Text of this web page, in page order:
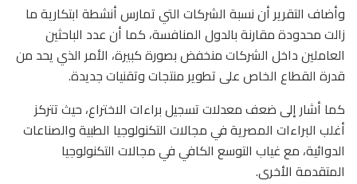
وأضاف التقرير أن نسبة الشركات التي تمارس أنشطة ابتكارية ما
زالت محدودة مقارنة بالدول المنافسة، كما أن عدد الباحثين
العاملين داخل الشركات منخفض بصورة كبيرة، الأمر الذي يحد من
قدرة القطاع الخاص على تطوير منتجات وتقنيات جديدة.
كما أشار إلى ضعف معدلات تسجيل براءات الاختراع، حيث تتركز
أغلب البراءات المصرية في مجالات التكنولوجيا الطبية والصناعات
الدوائية، مع غياب التوسع الكافي في مجالات التكنولوجيا
المتقدمة الأخرى.